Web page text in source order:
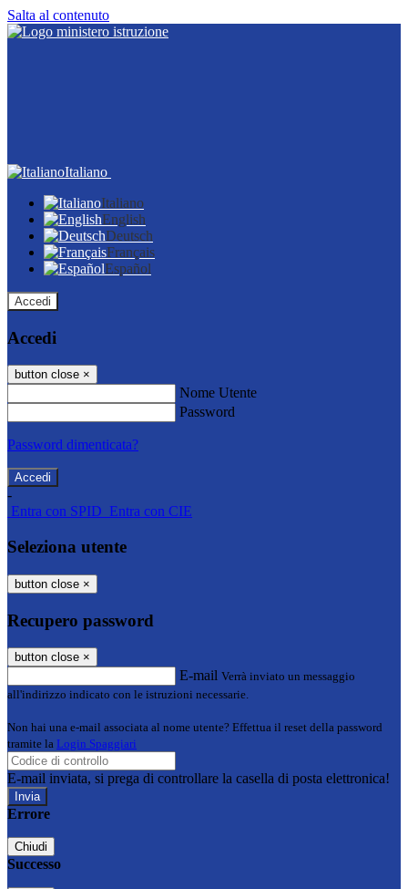
Salta al contenuto
Italiano
Italiano
English
Deutsch
Français
Español
Accedi
Accedi
button close ×
Nome Utente
Password
Password dimenticata?
-
Entra con SPID Entra con CIE
Seleziona utente
button close ×
Recupero password
button close ×
E-mail Verrà inviato un messaggio
all'indirizzo indicato con le istruzioni necessarie.
Non hai una e-mail associata al nome utente? Effettua il reset della password
tramite la Login Spaggiari
E-mail inviata, si prega di controllare la casella di posta elettronica!
Errore
Chiudi
Successo